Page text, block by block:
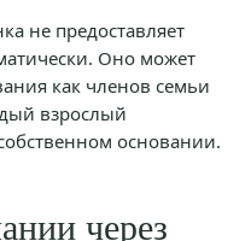
не предоставляет
Оно может
как членов семьи
взрослый
основании.
через